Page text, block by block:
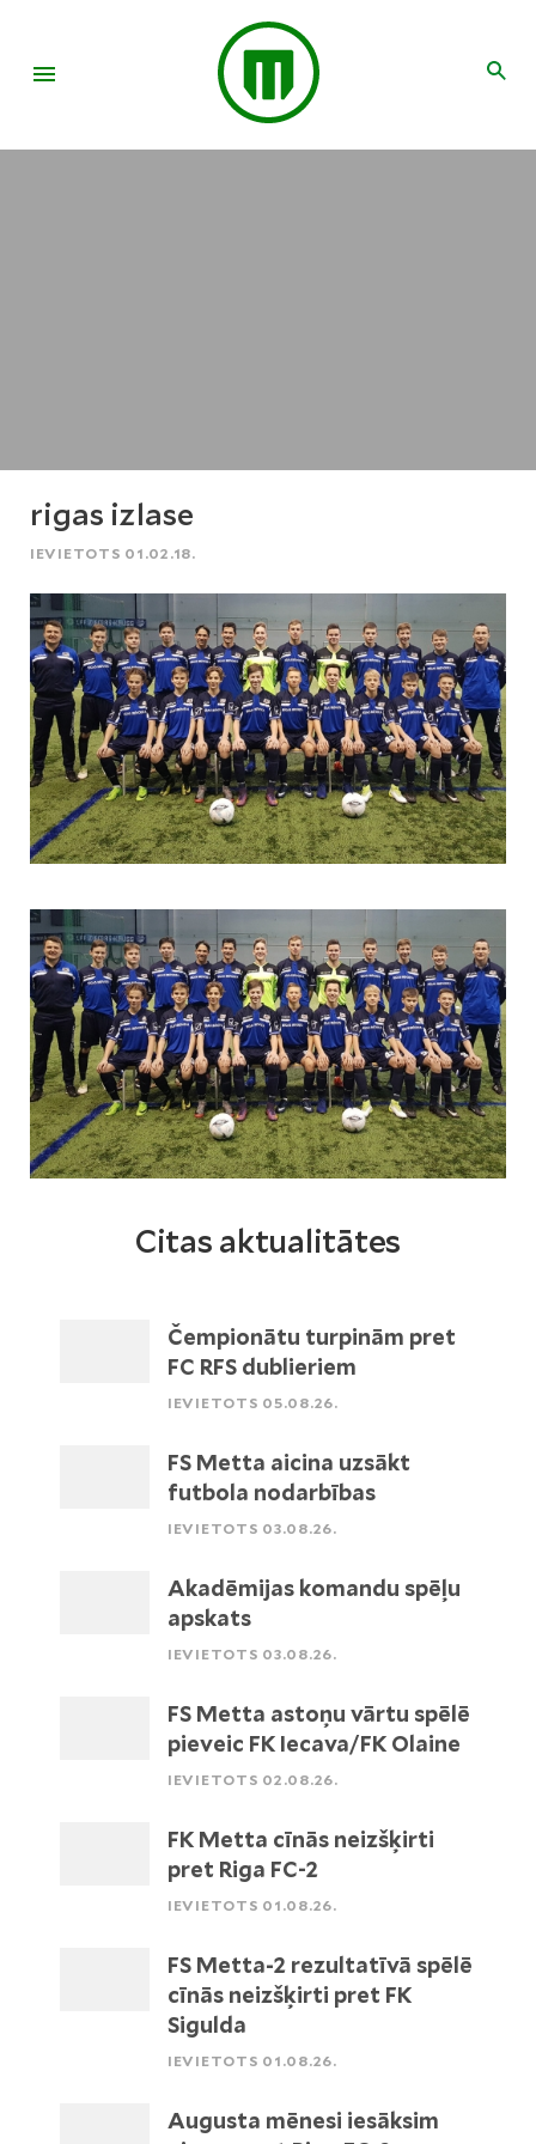
rigas izlase
IEVIETOTS 01.02.18.
Citas aktualitātes
Čempionātu turpinām pret
FC RFS dublieriem
IEVIETOTS 05.08.26.
FS Metta aicina uzsākt
futbola nodarbības
IEVIETOTS 03.08.26.
Akadēmijas komandu spēļu
apskats
IEVIETOTS 03.08.26.
FS Metta astoņu vārtu spēlē
pieveic FK Iecava/FK Olaine
IEVIETOTS 02.08.26.
FK Metta cīnās neizšķirti
pret Riga FC-2
IEVIETOTS 01.08.26.
FS Metta-2 rezultatīvā spēlē
cīnās neizšķirti pret FK
Sigulda
IEVIETOTS 01.08.26.
Augusta mēnesi iesāksim